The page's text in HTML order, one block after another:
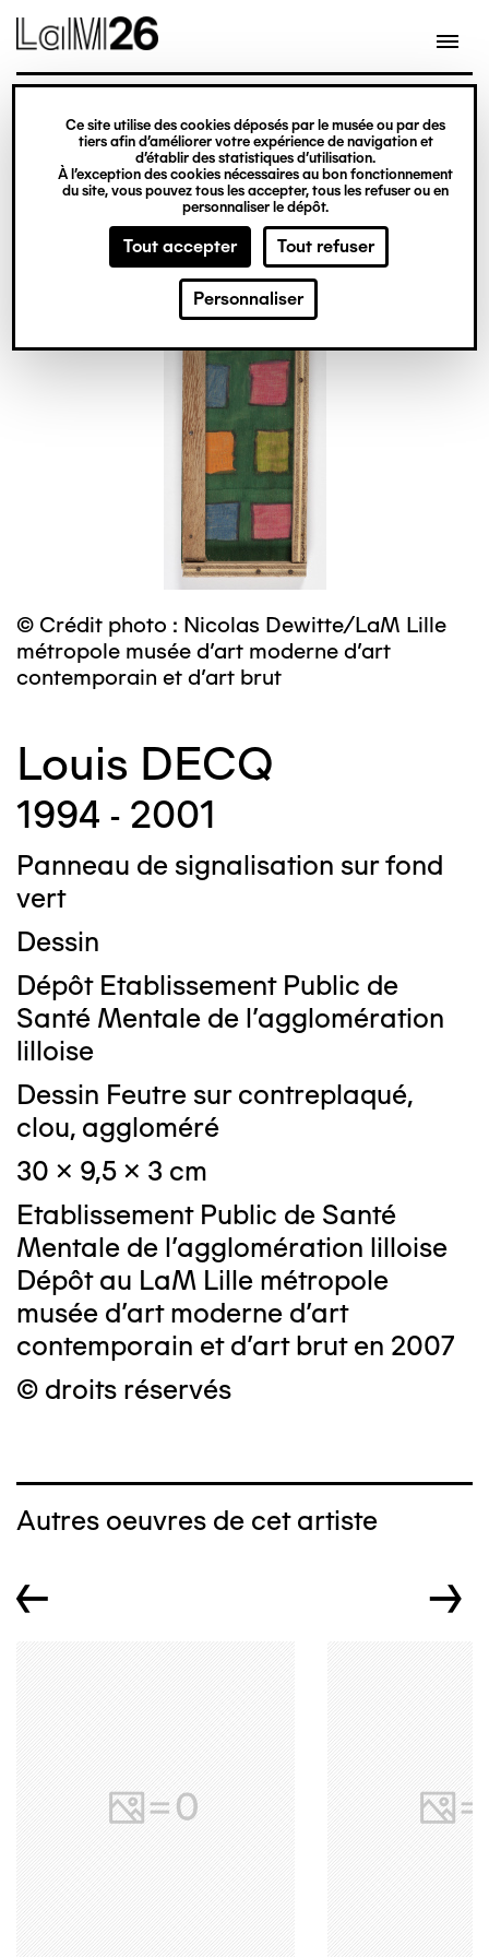
Gestion des cookies
Ce site utilise des cookies déposés par le musée ou par des
tiers afin d’améliorer votre expérience de navigation et
d’établir des statistiques d’utilisation.
À l’exception des cookies nécessaires au bon fonctionnement
du site, vous pouvez tous les accepter, tous les refuser ou en
personnaliser le dépôt.
Tout accepter Tout refuser
Personnaliser
contenu
© Crédit photo : Nicolas Dewitte/LaM Lille
métropole musée d’art moderne d’art
contemporain et d’art brut
Louis DECQ
1994 - 2001
Panneau de signalisation sur fond
vert
Dessin
Dépôt Etablissement Public de
Santé Mentale de l'agglomération
lilloise
Dessin Feutre sur contreplaqué,
clou, aggloméré
30 x 9,5 x 3 cm
Etablissement Public de Santé
Mentale de l'agglomération lilloise
Dépôt au LaM Lille métropole
musée d’art moderne d’art
contemporain et d’art brut en 2007
© droits réservés
Autres oeuvres de cet artiste
← →